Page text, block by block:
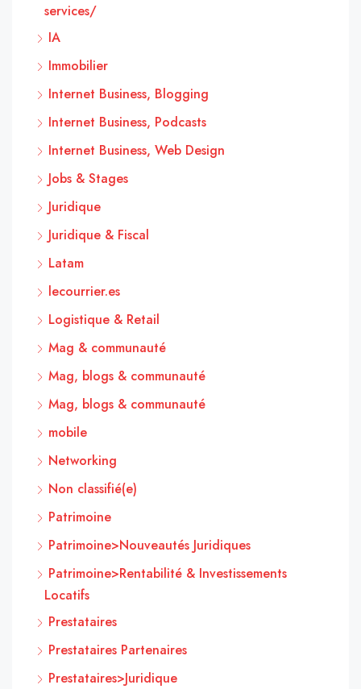
services/
IA
Immobilier
Internet Business, Blogging
Internet Business, Podcasts
Internet Business, Web Design
Jobs & Stages
Juridique
Juridique & Fiscal
Latam
lecourrier.es
Logistique & Retail
Mag & communauté
Mag, blogs & communauté
Mag, blogs & communauté
mobile
Networking
Non classifié(e)
Patrimoine
Patrimoine>Nouveautés Juridiques
Patrimoine>Rentabilité & Investissements
Locatifs
Prestataires
Prestataires Partenaires
Prestataires>Juridique